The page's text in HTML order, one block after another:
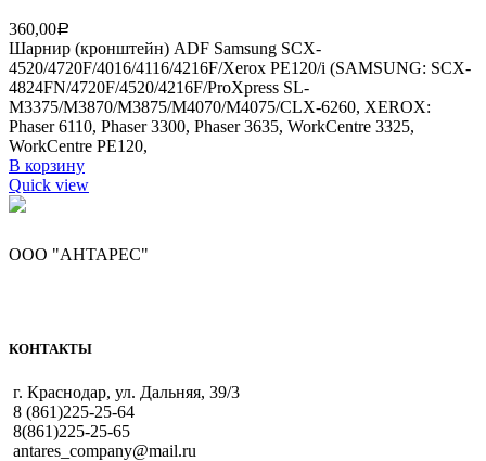
360,00Р
Шарнир (кронштейн) ADF Samsung SCX-
4520/4720F/4016/4116/4216F/Xerox PE120/i (SAMSUNG: SCX-
4824FN/4720F/4520/4216F/ProXpress SL-
M3375/M3870/M3875/M4070/M4075/CLX-6260, XEROX:
Phaser 6110, Phaser 3300, Phaser 3635, WorkCentre 3325,
WorkCentre PE120,
В корзину
Quick view
ООО "АНТАРЕС"
КОНТАКТЫ
г. Краснодар, ул. Дальняя, 39/3
8 (861)225-25-64
8(861)225-25-65
antares_company@mail.ru